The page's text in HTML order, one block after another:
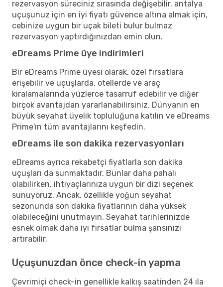
rezervasyon süreciniz sırasında değişebilir. antalya
uçuşunuz için en iyi fiyatı güvence altına almak için,
cebinize uygun bir uçak bileti bulur bulmaz
rezervasyon yaptırdığınızdan emin olun.
eDreams Prime üye indirimleri
Bir eDreams Prime üyesi olarak, özel fırsatlara
erişebilir ve uçuşlarda, otellerde ve araç
kiralamalarında yüzlerce tasarruf edebilir ve diğer
birçok avantajdan yararlanabilirsiniz. Dünyanın en
büyük seyahat üyelik topluluğuna katılın ve eDreams
Prime'ın tüm avantajlarını keşfedin.
eDreams ile son dakika rezervasyonları
eDreams ayrıca rekabetçi fiyatlarla son dakika
uçuşları da sunmaktadır. Bunlar daha pahalı
olabilirken, ihtiyaçlarınıza uygun bir dizi seçenek
sunuyoruz. Ancak, özellikle yoğun seyahat
sezonunda son dakika fiyatlarının daha yüksek
olabileceğini unutmayın. Seyahat tarihlerinizde
esnek olmak daha iyi fırsatlar bulma şansınızı
artırabilir.
Uçuşunuzdan önce check-in yapma
Çevrimiçi check-in genellikle kalkış saatinden 24 ila